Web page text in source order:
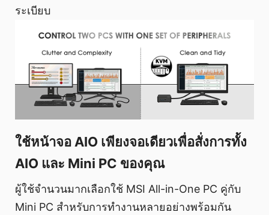
ระเบียบ
ใช้หน้าจอ AIO เพียงจอเดียวเพื่อสั่งการทั้ง
AIO และ Mini PC ของคุณ
ผู้ใช้จำนวนมากเลือกใช้ MSI All-in-One PC คู่กับ
Mini PC สำหรับการทำงานหลายอย่างพร้อมกัน